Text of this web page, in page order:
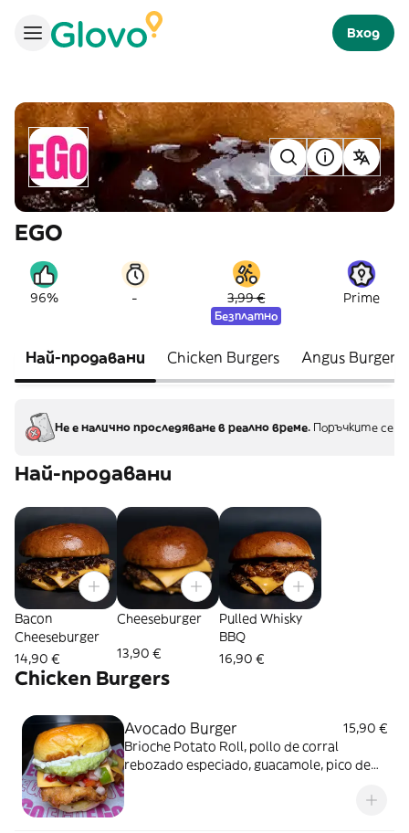
Вход
EGO
96% - 3,99 €
Безплатно
Prime
Най-продавани Chicken Burgers Angus Burgers
Не е налично проследяване в реално време. Поръчките се
Най-продавани
Bacon
Cheeseburger
14,90 €
Cheeseburger
13,90 €
Pulled Whisky
BBQ
16,90 €
Chicken Burgers
Avocado Burger
15,90 €
Brioche Potato Roll, pollo de corral
rebozado especiado, guacamole, pico de